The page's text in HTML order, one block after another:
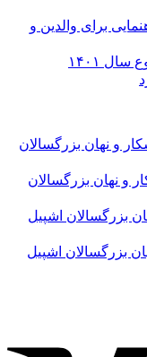
برای والدین و
۱۴۰۱
و نهان بزرگسالان
و نهان بزرگسالان
بزرگسالان اشپیل
بزرگسالان اشپیل